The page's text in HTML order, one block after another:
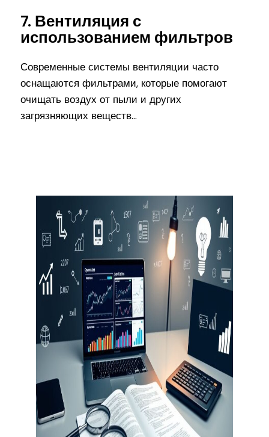
7. Вентиляция с
использованием фильтров
Современные системы вентиляции часто
оснащаются фильтрами, которые помогают
очищать воздух от пыли и других
загрязняющих веществ…